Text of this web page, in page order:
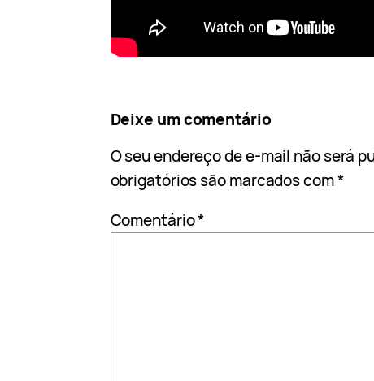
Deixe um comentário
O seu endereço de e-mail não será
obrigatórios são marcados com*
Comentário*